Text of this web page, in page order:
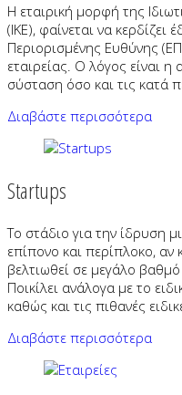
Η εταιρική μορφή της
(ΙΚΕ), φαίνεται να κερδίζει
Περιορισμένης Ευθύνης
εταιρείας. Ο λόγος είναι
σύσταση όσο και τις κατά
Διαβάστε περισσότερα
Startups
Το στάδιο για την ίδρυση
επίπονο και περίπλοκο, αν
βελτιωθεί σε μεγάλο
Ποικίλει ανάλογα με το
καθώς και τις πιθανές
Διαβάστε περισσότερα